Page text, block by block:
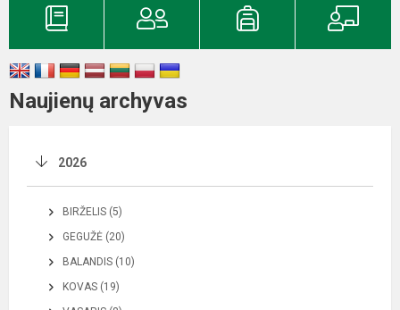
Naujienų archyvas
2026
BIRŽELIS (5)
GEGUŽĖ (20)
BALANDIS (10)
KOVAS (19)